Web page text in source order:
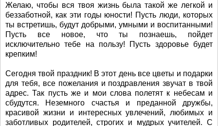
Желаю, чтобы вся твоя жизнь была такой же легкой и
беззаботной, как эти годы юности! Пусть люди, которых
ты встретишь, будут добрыми, умными и воспитанными!
Пусть все новое, что ты познаешь, пойдет
исключительно тебе на пользу! Пусть здоровье будет
крепким!
Сегодня твой праздник! В этот день все цветы и подарки
для тебя, все пожелания и поздравления звучат в твой
адрес. Так пусть же и мои слова полетят к небесам и
сбудутся. Неземного счастья и преданной дружбы,
красивой жизни и интересных увлечений, любимых и
заботливых родителей, строгих и мудрых учителей. С